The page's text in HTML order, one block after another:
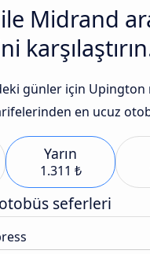
Midrand
günler için Upington
en ucuz
Yarın
1.311 ₺
seferleri